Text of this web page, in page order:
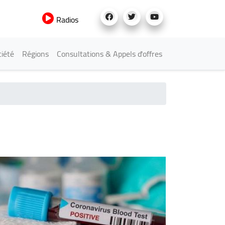
Radios
Régions Consultations & Appels d'offres